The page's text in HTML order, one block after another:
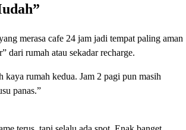
merasa cafe 24 jam jadi tempat paling aman
dari rumah atau sekadar recharge.
kaya rumah kedua. Jam 2 pagi pun masih
panas.”